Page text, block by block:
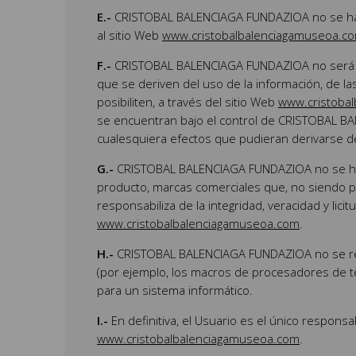
E.- CRISTOBAL BALENCIAGA FUNDAZIOA
al sitio Web
F.- CRISTOBAL BALENCIAGA FUNDAZIOA
que se deriven del uso de la información, de
posibiliten, a través del sitio Web
se encuentran bajo el control de CRISTOBAL
cualesquiera efectos que pudieran derivarse
G.- CRISTOBAL BALENCIAGA FUNDAZIOA
producto, marcas comerciales que, no siendo
responsabiliza de la integridad, veracidad y
www.cristobalbalenciagamuseoa.com.
H.- CRISTOBAL BALENCIAGA FUNDAZIOA
(por ejemplo, los macros de procesadores de
para un sistema informático.
I.- En definitiva, el Usuario es el único
www.cristobalbalenciagamuseoa.com.